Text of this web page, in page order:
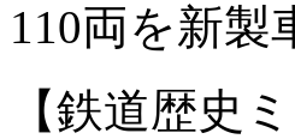
110両を新製
【鉄道歴史